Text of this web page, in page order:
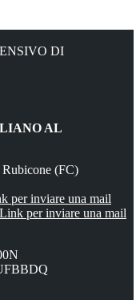
DI
AL
(FC)
per inviare una mail
Link per inviare una mail